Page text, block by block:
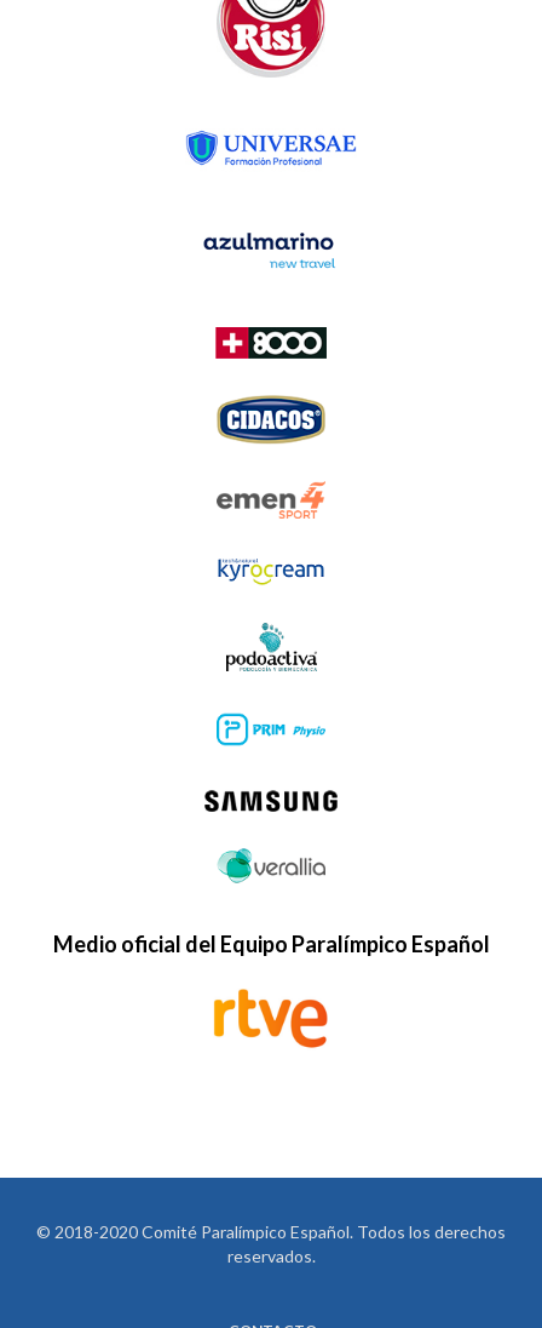
Medio oficial del Equipo Paralímpico Español
© 2018-2020 Comité Paralímpico Español. Todos los derechos
reservados.